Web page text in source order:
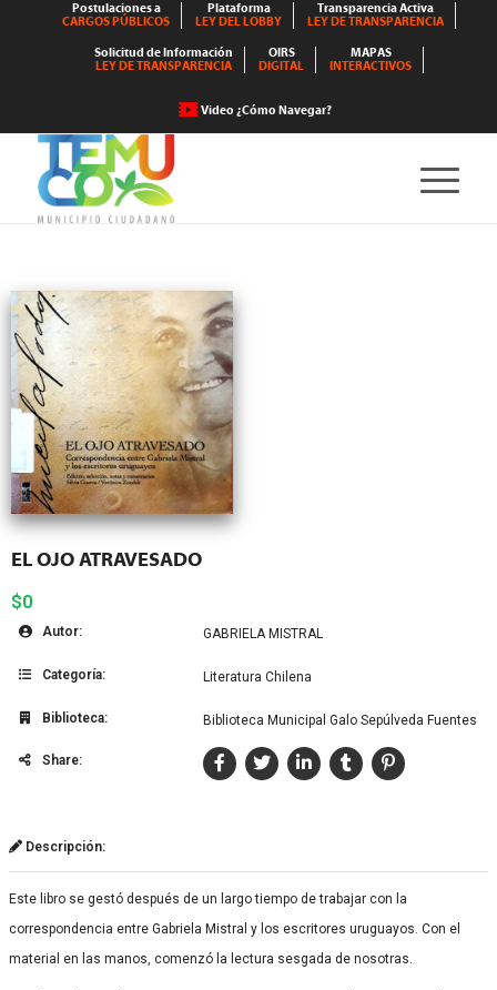
Postulaciones a
CARGOS PÚBLICOS
Plataforma
LEY DEL LOBBY
Transparencia Activa
LEY DE TRANSPARENCIA
Solicitud de Información
LEY DE TRANSPARENCIA
OIRS
DIGITAL
MAPAS
INTERACTIVOS
Video ¿Cómo Navegar?
EL OJO ATRAVESADO
$0
Autor: GABRIELA MISTRAL
Categoría: Literatura Chilena
Biblioteca: Biblioteca Municipal Galo Sepúlveda Fuentes
Share:
Descripción:
Este libro se gestó después de un largo tiempo de trabajar con la
correspondencia entre Gabriela Mistral y los escritores uruguayos. Con el
material en las manos, comenzó la lectura sesgada de nosotras.